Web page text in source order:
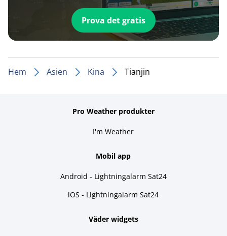
Prova det gratis
Hem Asien Kina Tianjin
Pro Weather produkter
I'm Weather
Mobil app
Android - Lightningalarm Sat24
iOS - Lightningalarm Sat24
Väder widgets